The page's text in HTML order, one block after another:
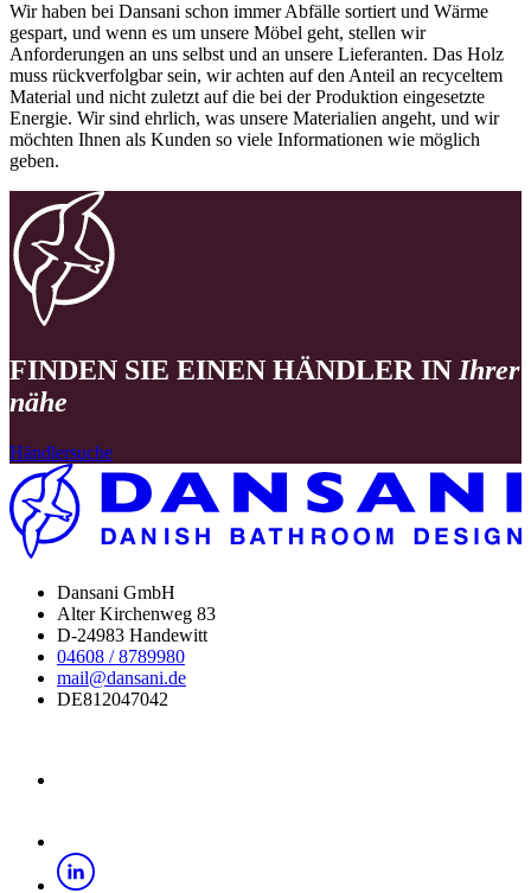
Wir haben bei Dansani schon immer Abfälle sortiert und Wärme
gespart, und wenn es um unsere Möbel geht, stellen wir
Anforderungen an uns selbst und an unsere Lieferanten. Das Holz
muss rückverfolgbar sein, wir achten auf den Anteil an recyceltem
Material und nicht zuletzt auf die bei der Produktion eingesetzte
Energie. Wir sind ehrlich, was unsere Materialien angeht, und wir
möchten Ihnen als Kunden so viele Informationen wie möglich
geben.
FINDEN SIE EINEN HÄNDLER IN Ihrer
nähe
Händlersuche
Dansani GmbH
Alter Kirchenweg 83
D-24983 Handewitt
04608 / 8789980
mail@dansani.de
DE812047042